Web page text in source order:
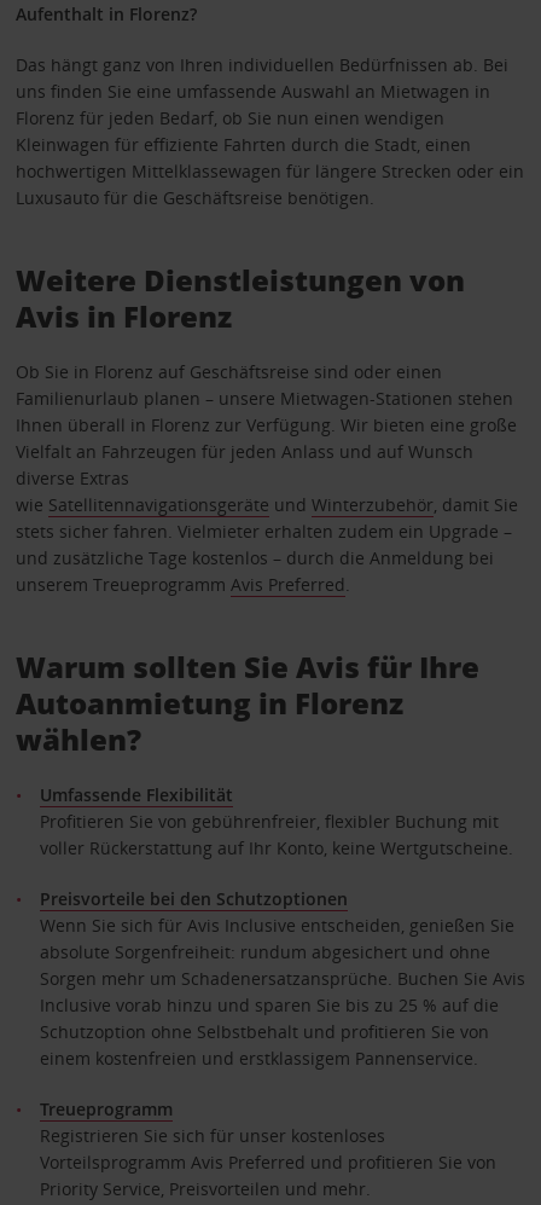
Aufenthalt in Florenz?
Das hängt ganz von Ihren individuellen Bedürfnissen ab. Bei
uns finden Sie eine umfassende Auswahl an Mietwagen in
Florenz für jeden Bedarf, ob Sie nun einen wendigen
Kleinwagen für effiziente Fahrten durch die Stadt, einen
hochwertigen Mittelklassewagen für längere Strecken oder ein
Luxusauto für die Geschäftsreise benötigen.
Weitere Dienstleistungen von
Avis in Florenz
Ob Sie in Florenz auf Geschäftsreise sind oder einen
Familienurlaub planen – unsere Mietwagen-Stationen stehen
Ihnen überall in Florenz zur Verfügung. Wir bieten eine große
Vielfalt an Fahrzeugen für jeden Anlass und auf Wunsch
diverse Extras
wie Satellitennavigationsgeräte und Winterzubehör, damit Sie
stets sicher fahren. Vielmieter erhalten zudem ein Upgrade –
und zusätzliche Tage kostenlos – durch die Anmeldung bei
unserem Treueprogramm Avis Preferred.
Warum sollten Sie Avis für Ihre
Autoanmietung in Florenz
wählen?
Umfassende Flexibilität
Profitieren Sie von gebührenfreier, flexibler Buchung mit
voller Rückerstattung auf Ihr Konto, keine Wertgutscheine.
Preisvorteile bei den Schutzoptionen
Wenn Sie sich für Avis Inclusive entscheiden, genießen Sie
absolute Sorgenfreiheit: rundum abgesichert und ohne
Sorgen mehr um Schadenersatzansprüche. Buchen Sie Avis
Inclusive vorab hinzu und sparen Sie bis zu 25 % auf die
Schutzoption ohne Selbstbehalt und profitieren Sie von
einem kostenfreien und erstklassigem Pannenservice.
Treueprogramm
Registrieren Sie sich für unser kostenloses
Vorteilsprogramm Avis Preferred und profitieren Sie von
Priority Service, Preisvorteilen und mehr.